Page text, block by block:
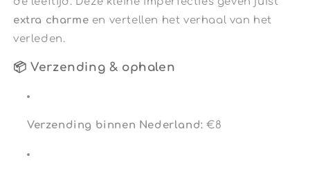
extra charme en vertellen het verhaal van het
verleden.
📦 Verzending & ophalen
Verzending binnen Nederland: €8